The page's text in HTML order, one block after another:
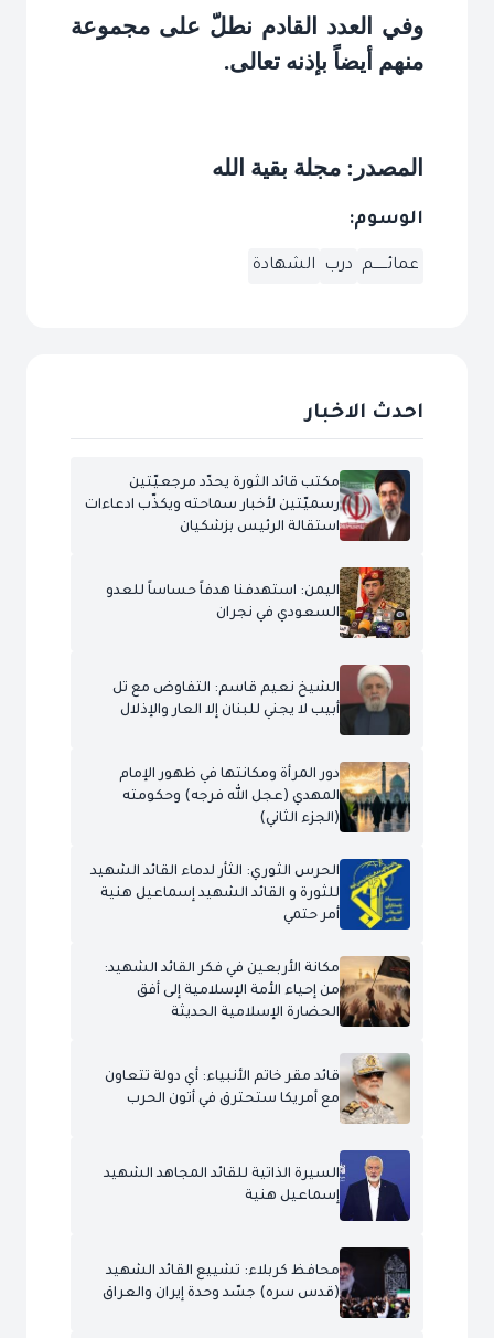
وفي العدد القادم نطلّ على مجموعة
منهم أيضاً بإذنه تعالى.
المصدر: مجلة بقية الله
الوسوم:
عمائــــــم درب الشهادة
احدث الاخبار
مكتب قائد الثورة يحدّد مرجعيّتين
رسميّتين لأخبار سماحته ويكذّب ادعاءات
استقالة الرئيس بزشكيان
اليمن: استهدفنا هدفاً حساساً للعدو
السعودي في نجران
الشيخ نعيم قاسم: التفاوض مع تل
أبيب لا يجني للبنان إلا العار والإذلال
دور المرأة ومكانتها في ظهور الإمام
المهدي (عجل الله فرجه) وحكومته
(الجزء الثاني)
الحرس الثوري: الثأر لدماء القائد الشهيد
للثورة و القائد الشهيد إسماعيل هنية
أمر حتمي
مكانة الأربعين في فكر القائد الشهيد:
من إحياء الأمة الإسلامية إلى أفق
الحضارة الإسلامية الحديثة
قائد مقر خاتم الأنبياء: أي دولة تتعاون
مع أمريكا ستحترق في أتون الحرب
السيرة الذاتية للقائد المجاهد الشهيد
إسماعيل هنية
محافظ كربلاء: تشييع القائد الشهيد
(قدس سره) جسّد وحدة إيران والعراق